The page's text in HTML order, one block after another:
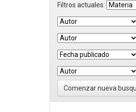
Filtros actuales:
Comenzar nueva